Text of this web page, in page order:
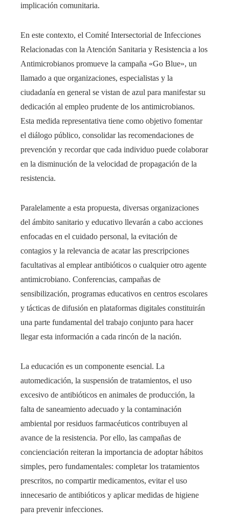
implicación comunitaria.
En este contexto, el Comité Intersectorial de Infecciones
Relacionadas con la Atención Sanitaria y Resistencia a los
Antimicrobianos promueve la campaña «Go Blue», un
llamado a que organizaciones, especialistas y la
ciudadanía en general se vistan de azul para manifestar su
dedicación al empleo prudente de los antimicrobianos.
Esta medida representativa tiene como objetivo fomentar
el diálogo público, consolidar las recomendaciones de
prevención y recordar que cada individuo puede colaborar
en la disminución de la velocidad de propagación de la
resistencia.
Paralelamente a esta propuesta, diversas organizaciones
del ámbito sanitario y educativo llevarán a cabo acciones
enfocadas en el cuidado personal, la evitación de
contagios y la relevancia de acatar las prescripciones
facultativas al emplear antibióticos o cualquier otro agente
antimicrobiano. Conferencias, campañas de
sensibilización, programas educativos en centros escolares
y tácticas de difusión en plataformas digitales constituirán
una parte fundamental del trabajo conjunto para hacer
llegar esta información a cada rincón de la nación.
La educación es un componente esencial. La
automedicación, la suspensión de tratamientos, el uso
excesivo de antibióticos en animales de producción, la
falta de saneamiento adecuado y la contaminación
ambiental por residuos farmacéuticos contribuyen al
avance de la resistencia. Por ello, las campañas de
concienciación reiteran la importancia de adoptar hábitos
simples, pero fundamentales: completar los tratamientos
prescritos, no compartir medicamentos, evitar el uso
innecesario de antibióticos y aplicar medidas de higiene
para prevenir infecciones.